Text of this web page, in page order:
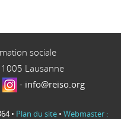
sociale
1005 Lausanne
- info@reiso.org
• Plan du site • Webmaster :